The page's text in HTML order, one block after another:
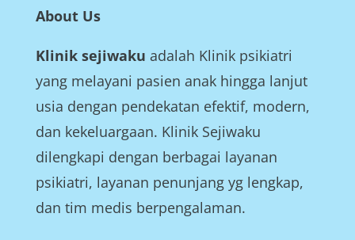
About Us
Klinik sejiwaku adalah Klinik psikiatri
yang melayani pasien anak hingga lanjut
usia dengan pendekatan efektif, modern,
dan kekeluargaan. Klinik Sejiwaku
dilengkapi dengan berbagai layanan
psikiatri, layanan penunjang yg lengkap,
dan tim medis berpengalaman.